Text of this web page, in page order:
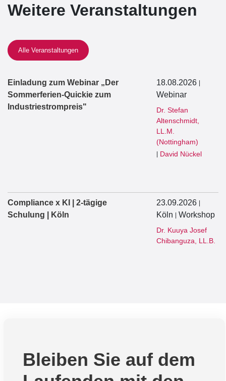
Weitere Veranstaltungen
Alle Veranstaltungen
Einladung zum Webinar „Der
Sommerferien-Quickie zum
Industriestrompreis"
18.08.2026
Webinar
Dr. Stefan
Altenschmidt,
LL.M.
(Nottingham)
David Nückel
Compliance x KI | 2-tägige
Schulung | Köln
23.09.2026
Köln Workshop
Dr. Kuuya Josef
Chibanguza, LL.B.
Bleiben Sie auf dem